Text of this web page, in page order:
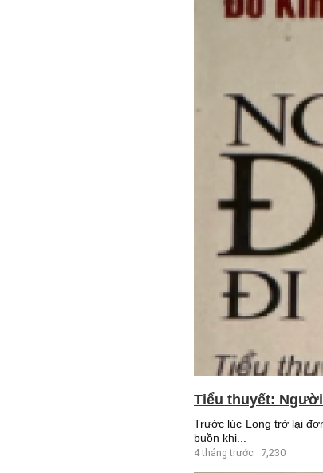
Tiểu thuyết:
Trước lúc Long trở lại
buồn khi...
4 tháng trước 7,230